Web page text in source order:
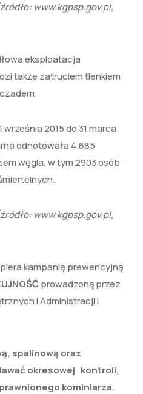
www.kgpsp.gov.pl,
eksploatacja
także zatruciem tlenkiem
2015 do 31 marca
odnotowała 4.685
węgla, w tym 2903 osób
www.kgpsp.gov.pl,
kampanię prewencyjną
prowadzoną przez
i Administracji i
spalinową oraz
okresowej kontroli,
kominiarza.